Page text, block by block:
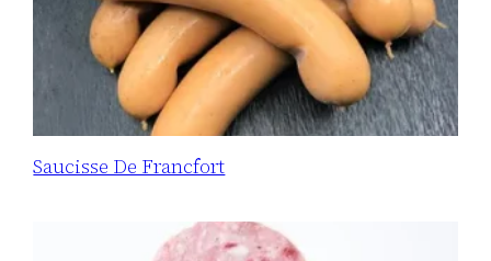
Saucisse De Francfort